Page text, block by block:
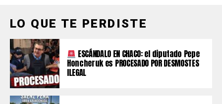
LO QUE TE PERDISTE
ESCÁNDALO EN CHACO: el diputado Pepe
Honcheruk es PROCESADO POR DESMOSTES
ILEGAL